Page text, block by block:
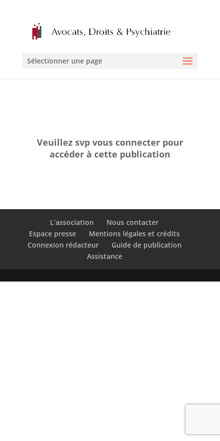
Sélectionner une page
Veuillez svp vous connecter pour
accéder à cette publication
L’association
Nous contacter
Espace presse
Mentions légales et crédits
Connexion rédacteur
Guide de publication
Assistance